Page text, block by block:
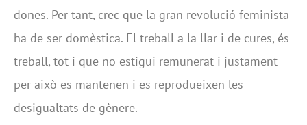
dones. Per tant, crec que la gran revolució feminista
ha de ser domèstica. El treball a la llar i de cures, és
treball, tot i que no estigui remunerat i justament
per això es mantenen i es reprodueixen les
desigualtats de gènere.